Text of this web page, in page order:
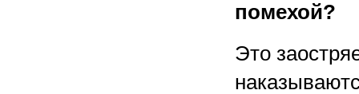
помехой?
Это